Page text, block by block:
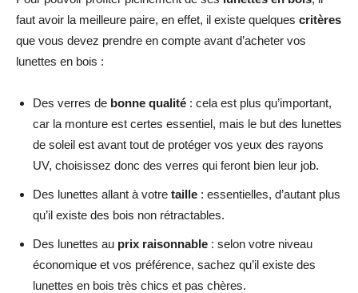
faut avoir la meilleure paire, en effet, il existe quelques critères
que vous devez prendre en compte avant d’acheter vos
lunettes en bois :
Des verres de bonne qualité : cela est plus qu’important,
car la monture est certes essentiel, mais le but des lunettes
de soleil est avant tout de protéger vos yeux des rayons
UV, choisissez donc des verres qui feront bien leur job.
Des lunettes allant à votre taille : essentielles, d’autant plus
qu’il existe des bois non rétractables.
Des lunettes au prix raisonnable : selon votre niveau
économique et vos préférence, sachez qu’il existe des
lunettes en bois très chics et pas chères.